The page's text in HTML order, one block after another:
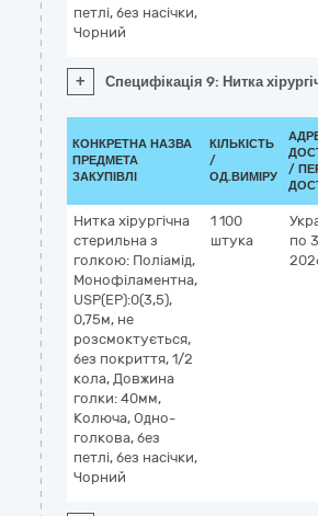
петлі, без насічки,
Чорний
+ Специфікація 9: Нитка
КОНКРЕТНА НАЗВА
ПРЕДМЕТА
ЗАКУПІВЛІ
КІЛЬКІСТЬ
/
ОД.ВИМІРУ
/
Нитка хірургічна
стерильна з
голкою: Поліамід,
Монофіламентна,
USP(EP):0(3,5),
0,75м, не
розсмоктується,
без покриття, 1/2
кола, Довжина
голки: 40мм,
Колюча, Одно-
голкова, без
петлі, без насічки,
Чорний
1 100
штука
по